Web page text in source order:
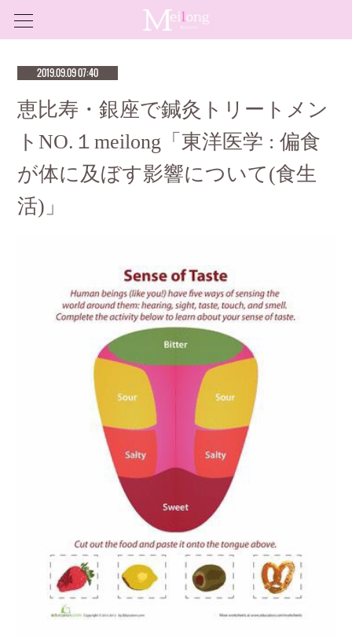
2019.09.09 07:40
恵比寿・銀座で鍼灸トリートメン
トNO.１meilong「東洋医学 : 偏食
が体に及ぼす影響について(食生
活)」